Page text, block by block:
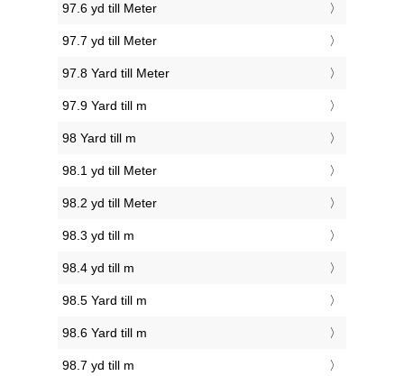
97.6 yd till Meter
97.7 yd till Meter
97.8 Yard till Meter
97.9 Yard till m
98 Yard till m
98.1 yd till Meter
98.2 yd till Meter
98.3 yd till m
98.4 yd till m
98.5 Yard till m
98.6 Yard till m
98.7 yd till m